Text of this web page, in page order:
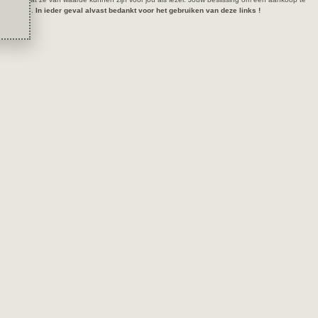
ons op.
In ieder geval alvast bedankt voor het gebruiken van deze links !